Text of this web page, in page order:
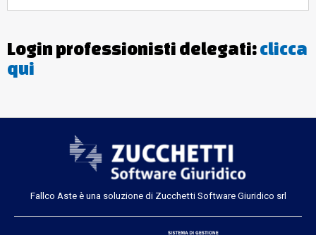
Login professionisti delegati:clicca
qui
Fallco Aste è una soluzione di Zucchetti Software Giuridico srl